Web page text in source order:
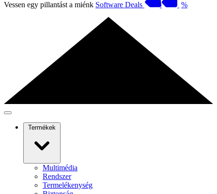
Vessen egy pillantást a miénk Software Deals %
Termékek
Multimédia
Rendszer
Termelékenység